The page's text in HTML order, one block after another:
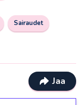
Sairaudet
Jaa